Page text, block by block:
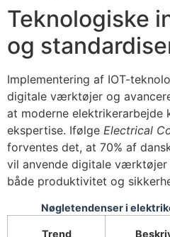
Teknologiske
og
Implementering af IOT-
digitale værktøjer og
at moderne
ekspertise. Ifølge Electrical
forventes det, at 70% af
vil anvende digitale
både produktivitet og
Nøgletendenser i
Trend